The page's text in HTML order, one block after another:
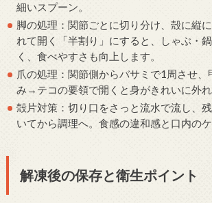
細いスプーン。
脚の処理：関節ごとに切り分け、殻に縦
れて開く「半割り」にすると、しゃぶ・
く、食べやすさも向上します。
爪の処理：関節側からバサミで1周させ、
み→テコの要領で開くと身がきれいに外れ
殻片対策：切り口をさっと流水で流し、
いてから調理へ。食感の違和感と口内のケ
解凍後の保存と衛生ポイント